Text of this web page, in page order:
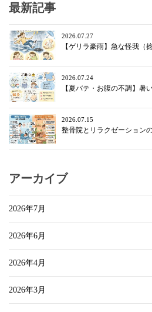
最新記事
2026.07.27
【ゲリラ豪雨】急な怪我（
2026.07.24
【夏バテ・お腹の不調】暑
2026.07.15
整骨院とリラクゼーション
アーカイブ
2026年7月
2026年6月
2026年4月
2026年3月